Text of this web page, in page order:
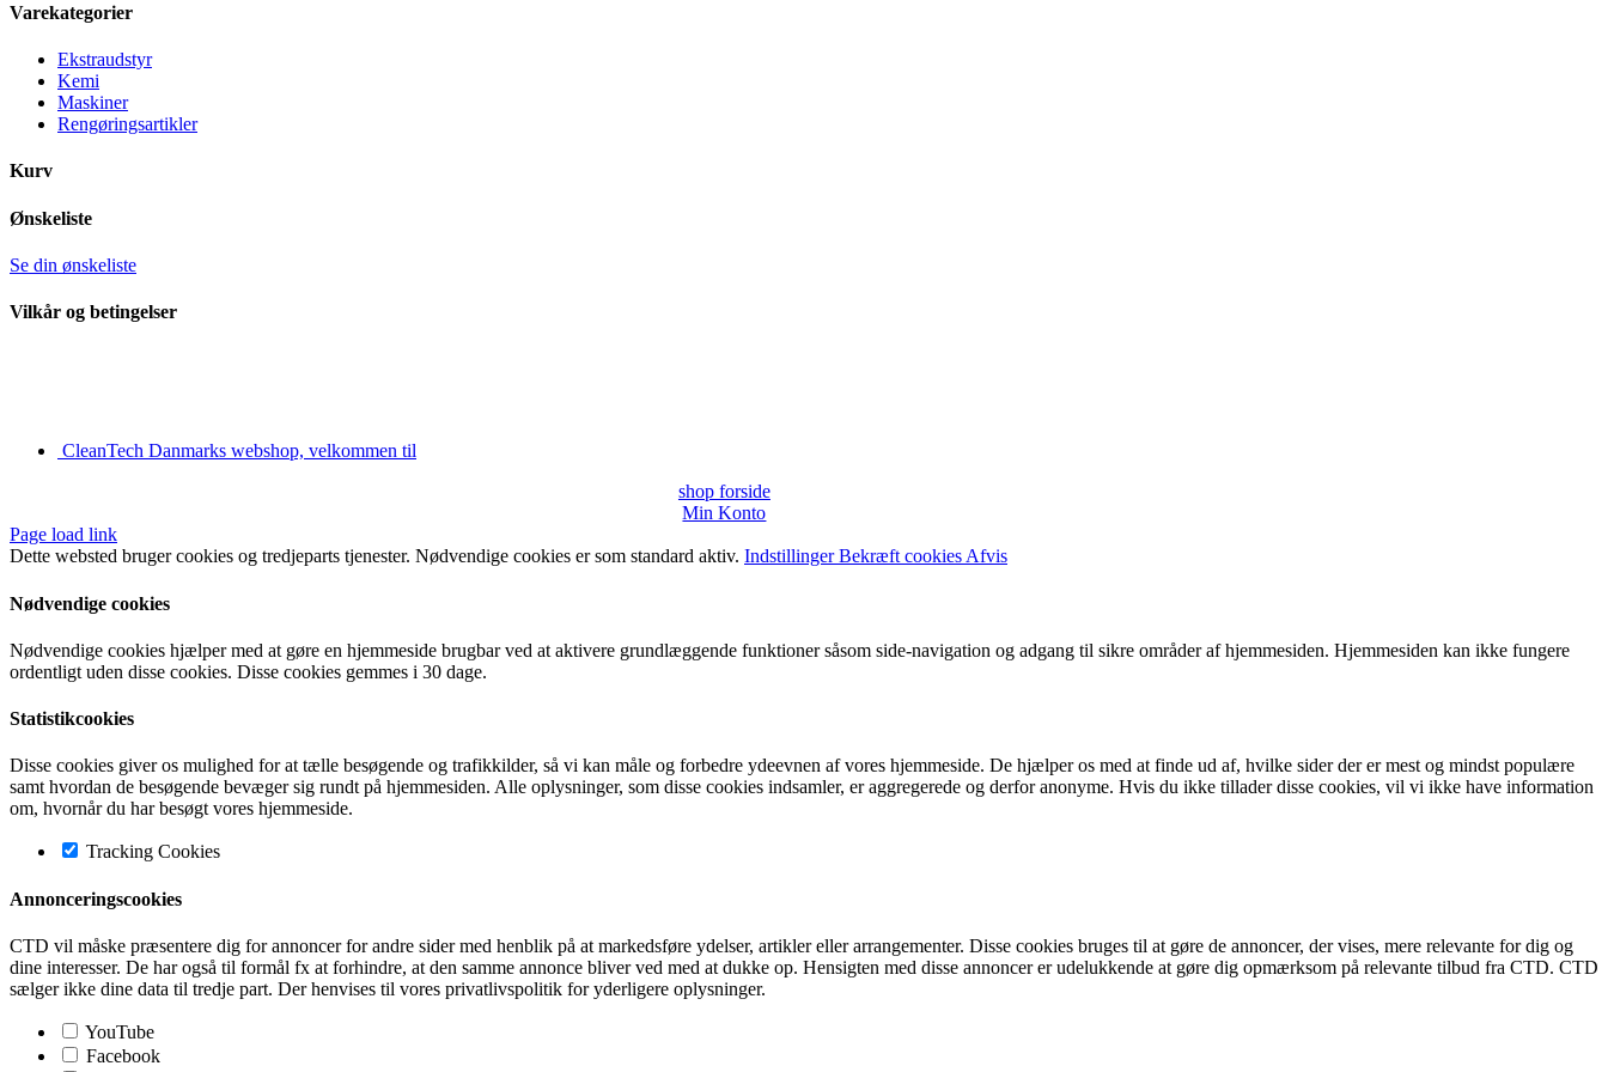
Varekategorier
Ekstraudstyr
Kemi
Maskiner
Rengøringsartikler
Kurv
Ønskeliste
Se din ønskeliste
Vilkår og betingelser
CleanTech Danmarks webshop, velkommen til
shop forside
Min Konto
Page load link
Dette websted bruger cookies og tredjeparts tjenester. Nødvendige cookies er som standard aktiv. IndstillingerBekræft cookies Afvis
Nødvendige cookies
Nødvendige cookies hjælper med at gøre en hjemmeside brugbar ved at aktivere grundlæggende funktioner såsom side-navigation og adgang til sikre områder af hjemmesiden. Hjemmesiden kan ikke fungere
ordentligt uden disse cookies. Disse cookies gemmes i 30 dage.
Statistikcookies
Disse cookies giver os mulighed for at tælle besøgende og trafikkilder, så vi kan måle og forbedre ydeevnen af vores hjemmeside. De hjælper os med at finde ud af, hvilke sider der er mest og mindst populære
samt hvordan de besøgende bevæger sig rundt på hjemmesiden. Alle oplysninger, som disse cookies indsamler, er aggregerede og derfor anonyme. Hvis du ikke tillader disse cookies, vil vi ikke have information
om, hvornår du har besøgt vores hjemmeside.
Tracking Cookies
Annonceringscookies
CTD vil måske præsentere dig for annoncer for andre sider med henblik på at markedsføre ydelser, artikler eller arrangementer. Disse cookies bruges til at gøre de annoncer, der vises, mere relevante for dig og
dine interesser. De har også til formål fx at forhindre, at den samme annonce bliver ved med at dukke op. Hensigten med disse annoncer er udelukkende at gøre dig opmærksom på relevante tilbud fra CTD. CTD
sælger ikke dine data til tredje part. Der henvises til vores privatlivspolitik for yderligere oplysninger.
YouTube
Facebook